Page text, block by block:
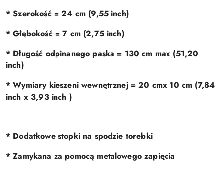
* Szerokość = 24 cm (9,55 inch)
* Głębokość = 7 cm (2,75 inch)
* Długość odpinanego paska = 130 cm max (51,20
inch)
* Wymiary kieszeni wewnętrznej = 20 cmx 10 cm (7,84
inch x 3,93 inch )
* Dodatkowe stopki na spodzie torebki
* Zamykana za pomocą metalowego zapięcia